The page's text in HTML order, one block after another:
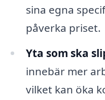
sina egna
påverka priset.
Yta som ska
innebär mer
vilket kan öka